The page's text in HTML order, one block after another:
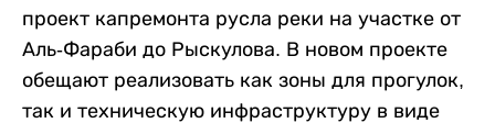
проект капремонта русла реки на участке от
Аль-Фараби до Рыскулова. В новом проекте
обещают реализовать как зоны для прогулок,
так и техническую инфраструктуру в виде